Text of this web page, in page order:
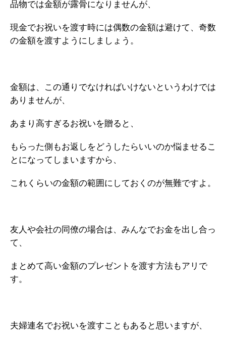
品物では金額が露骨になりませんが、
現金でお祝いを渡す時には偶数の金額は避けて、奇数
の金額を渡すようにしましょう。
金額は、この通りでなければいけないというわけでは
ありませんが、
あまり高すぎるお祝いを贈ると、
もらった側もお返しをどうしたらいいのか悩ませるこ
とになってしまいますから、
これくらいの金額の範囲にしておくのが無難ですよ。
友人や会社の同僚の場合は、みんなでお金を出し合っ
て、
まとめて高い金額のプレゼントを渡す方法もアリで
す。
夫婦連名でお祝いを渡すこともあると思いますが、